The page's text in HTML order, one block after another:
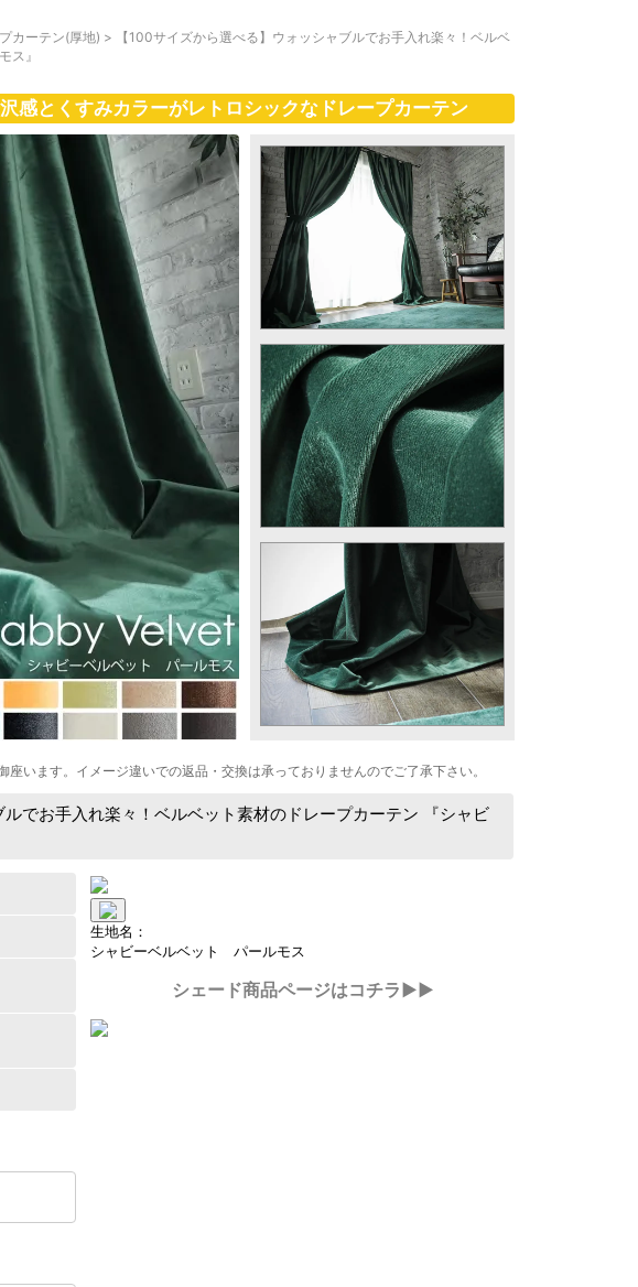
カーテン(厚地) >
【100サイズから選べる】ウォッシャブルでお手入れ楽々！ベルベ
ス』
感とくすみカラーがレトロシックなドレープカーテン
います。イメージ違いでの返品・交換は承っておりませんのでご了承下さい。
ルでお手入れ楽々！ベルベット素材のドレープカーテン 『シャビ
生地名：
シャビーベルベット パールモス
シェード商品ページはコチラ▶▶